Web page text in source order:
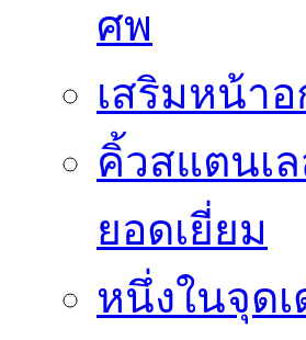
ศพ
เสริมหน้า
คิ้วสแตนเ
ยอดเยี่ยม
หนึ่งในจุด